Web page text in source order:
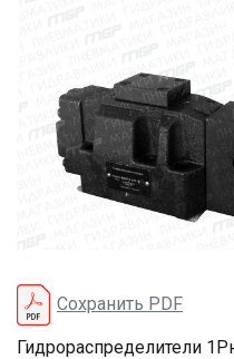
Сохранить PDF
Гидрораспределители